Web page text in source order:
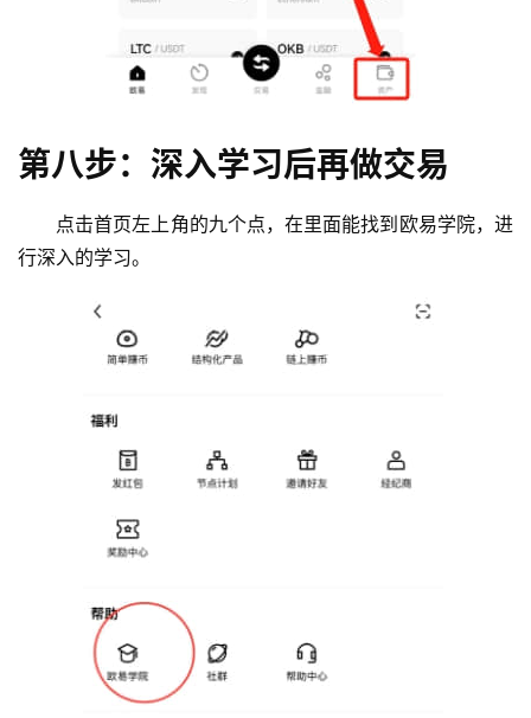
第八步：深入学习后再做交易
点击首页左上角的九个点，在里面能找到欧易学院，进
行深入的学习。